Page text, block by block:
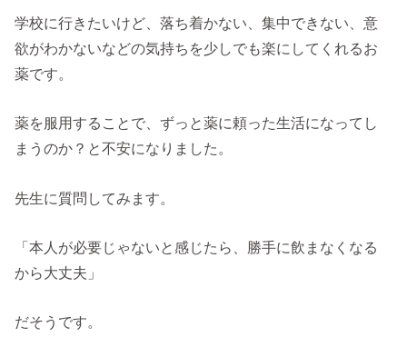
学校に行きたいけど、落ち着かない、集中できない、意
欲がわかないなどの気持ちを少しでも楽にしてくれるお
薬です。
薬を服用することで、ずっと薬に頼った生活になってし
まうのか？と不安になりました。
先生に質問してみます。
「本人が必要じゃないと感じたら、勝手に飲まなくなる
から大丈夫」
だそうです。